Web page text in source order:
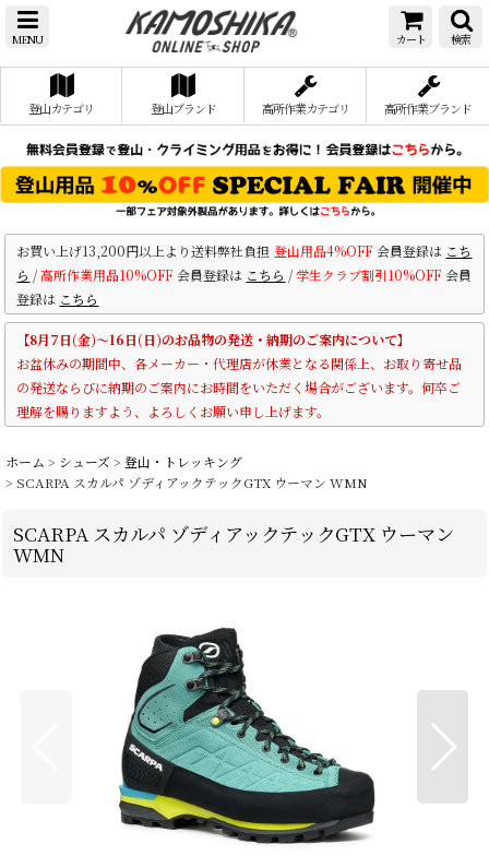
MENU カート 検索
登山カテゴリ 登山ブランド 高所作業カテゴリ 高所作業ブランド
お買い上げ13,200円以上より送料弊社負担 登山用品4%OFF 会員登録は こち
ら /高所作業用品10%OFF 会員登録は こちら /学生クラブ割引10%OFF 会員
登録は こちら
【8月7日(金)～16日(日)のお品物の発送・納期のご案内について】
お盆休みの期間中、各メーカー・代理店が休業となる関係上、お取り寄せ品
の発送ならびに納期のご案内にお時間をいただく場合がございます。何卒ご
理解を賜りますよう、よろしくお願い申し上げます。
ホーム > シューズ > 登山・トレッキング
> SCARPA スカルパ ゾディアックテックGTX ウーマン WMN
SCARPA スカルパ ゾディアックテックGTX ウーマン
WMN